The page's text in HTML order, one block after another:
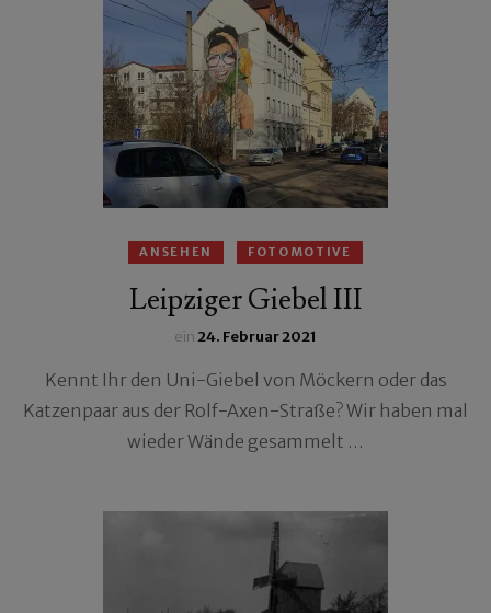
ANSEHEN FOTOMOTIVE
Leipziger Giebel III
ein24. Februar 2021
Kennt Ihr den Uni-Giebel von Möckern oder das
Katzenpaar aus der Rolf-Axen-Straße? Wir haben mal
wieder Wände gesammelt …